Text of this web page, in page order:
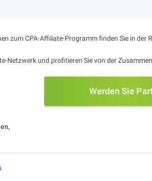
zum CPA-Affiliate-Programm finden Sie in der
Netzwerk und profitieren Sie von der
Werden Sie